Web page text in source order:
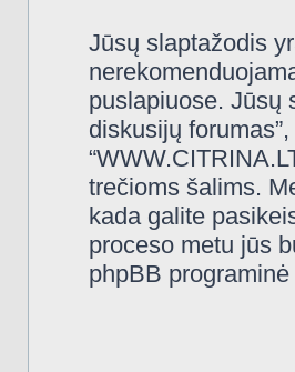
Jūsų slaptažodis
puslapiuose. Jūsų
diskusijų
trečioms šalims.
kada galite
proceso metu jūs
phpBB